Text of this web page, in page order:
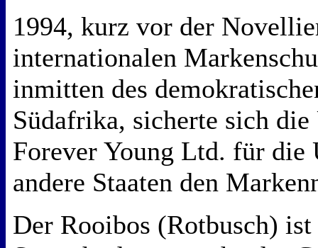
1994, kurz vor der
internationalen
inmitten des
Südafrika, sicherte sich
Forever Young Ltd. für die
andere Staaten den
Der Rooibos (Rotbusch) ist